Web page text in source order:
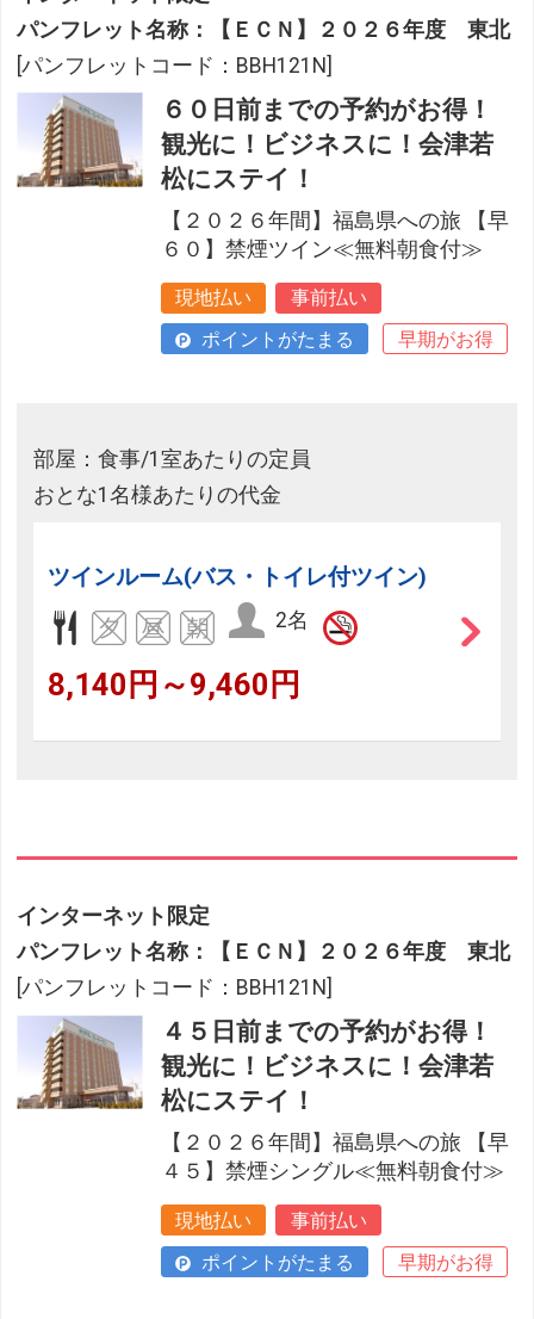
パンフレット名称：【ＥＣＮ】２０２６年度 東北
[パンフレットコード：BBH121N]
６０日前までの予約がお得！
観光に！ビジネスに！会津若
松にステイ！
【２０２６年間】福島県への旅 【早
６０】禁煙ツイン≪無料朝食付≫
現地払い
事前払い
ポイントがたまる
早期がお得
部屋：食事/1室あたりの定員
おとな1名様あたりの代金
ツインルーム(バス・トイレ付ツイン)
2名
8,140円～9,460円
インターネット限定
パンフレット名称：【ＥＣＮ】２０２６年度 東北
[パンフレットコード：BBH121N]
４５日前までの予約がお得！
観光に！ビジネスに！会津若
松にステイ！
【２０２６年間】福島県への旅 【早
４５】禁煙シングル≪無料朝食付≫
現地払い
事前払い
ポイントがたまる
早期がお得